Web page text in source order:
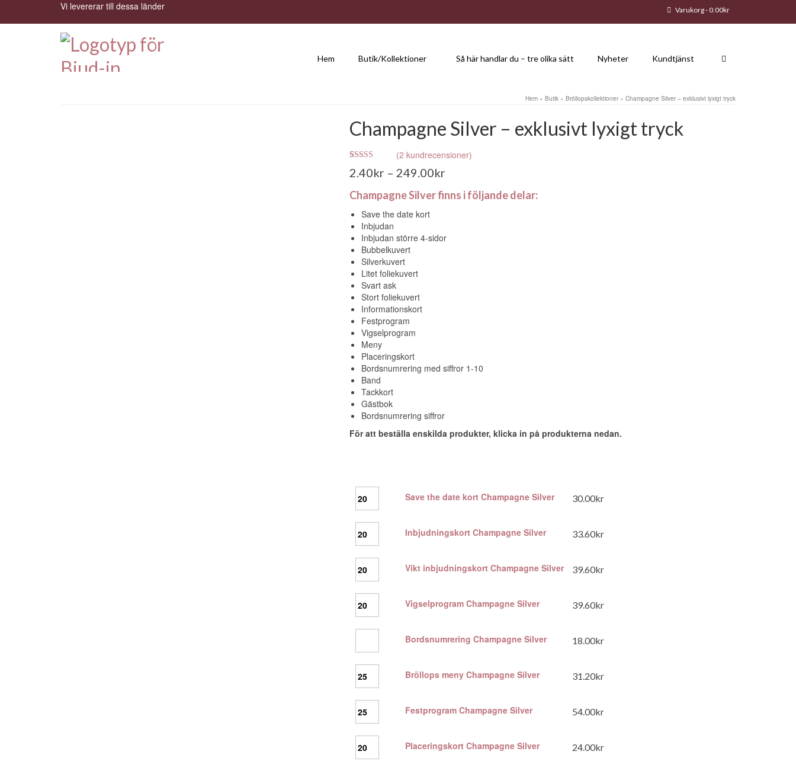
Varukorg- 0.00kr
Vi levererar till dessa länder
Hem Butik/Kollektioner Så här handlar du – tre olika sätt Nyheter Kundtjänst
Hem » Butik » Bröllopskollektioner » Champagne Silver – exklusivt lyxigt tryck
Champagne Silver – exklusivt lyxigt tryck
Betygsatt
5.00av 5
2
kundrecensioner
(2 kundrecensioner)
2.40kr – 249.00kr
Champagne Silver finns i följande delar:
Save the date kort
Inbjudan
Inbjudan större 4-sidor
Bubbelkuvert
Silverkuvert
Litet foliekuvert
Svart ask
Stort foliekuvert
Informationskort
Festprogram
Vigselprogram
Meny
Placeringskort
Bordsnumrering med siffror 1-10
Band
Tackkort
Gästbok
Bordsnumrering siffror
För att beställa enskilda produkter, klicka in på produkterna nedan.
the
Champagne
Save the date kort Champagne Silver 30.00kr
Inbjudningskort
Champagne
Inbjudningskort Champagne Silver 33.60kr
inbjudningskort
mängd
Vikt inbjudningskort Champagne Silver 39.60kr
Vigselprogram
Champagne
Vigselprogram Champagne Silver 39.60kr
BordsnumreringBordsnumrering Champagne Silver 18.00kr
meny
mängd
Bröllops meny Champagne Silver 31.20kr
Festprogram
Champagne
Festprogram Champagne Silver 54.00kr
Placeringskort
Champagne
Placeringskort Champagne Silver 24.00kr